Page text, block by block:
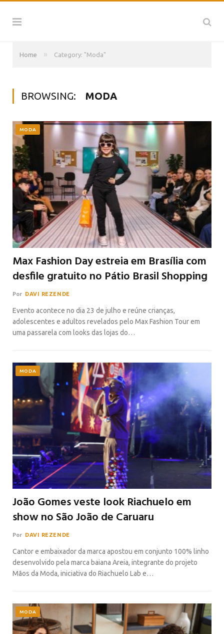
Home » Category: "Moda"
BROWSING: MODA
MODA
Max Fashion Day estreia em Brasília com
desfile gratuito no Pátio Brasil Shopping
Por DAVI REZENDE
Evento acontece no dia 23 de julho e reúne crianças,
adolescentes e adultos revelados pelo Max Fashion Tour em
uma passarela com looks das lojas do…
MODA
João Gomes veste look Riachuelo em
show no São João de Caruaru
Por DAVI REZENDE
Cantor e embaixador da marca apostou em conjunto 100% linho
desenvolvido pela marca baiana Areia, integrante do projeto
Mãos da Moda, iniciativa do Riachuelo Lab e…
MODA